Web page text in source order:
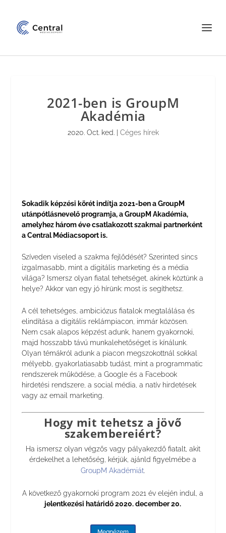
2021-ben is GroupM
Akadémia
2020. Oct. ked.| Céges hírek
Sokadik képzési körét indítja 2021-ben a GroupM
utánpótlásnevelő programja, a GroupM Akadémia,
amelyhez három éve csatlakozott szakmai partnerként
a Central Médiacsoport is.
Szíveden viseled a szakma fejlődését? Szerinted sincs
izgalmasabb, mint a digitális marketing és a média
világa? Ismersz olyan fiatal tehetséget, akinek köztünk a
helye? Akkor van egy jó hírünk: most is segíthetsz.
A cél tehetséges, ambiciózus fiatalok megtalálása és
elindítása a digitális reklámpiacon, immár közösen.
Nem csak alapos képzést adunk, hanem gyakornoki,
majd hosszabb távú munkalehetőséget is kínálunk.
Olyan témákról adunk a piacon megszokottnál sokkal
mélyebb, gyakorlatiasabb tudást, mint a programmatic
rendszerek működése, a Google és a Facebook
hirdetési rendszere, a social média, a natív hirdetések
vagy az email marketing.
Hogy mit tehetsz a jövő
szakembereiért?
Ha ismersz olyan végzős vagy pályakezdő fiatalt, akit
érdekelhet a lehetőség, kérjük, ajánld figyelmébe a
GroupM Akadémiát.
A következő gyakornoki program 2021 év elején indul, a
jelentkezési határidő 2020. december 20.